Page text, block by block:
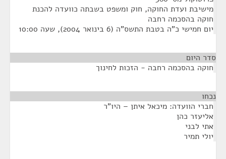
מישיבת ועדת החוקה, חוק ומשפט בשבתה כוועדה להכנת
חוקה בהסכמה רחבה
יום חמישי כ"ה בטבת התשס"ה (6 בינואר 2004), שעה 10:00
סדר היום
חוקה בהסכמה רחבה - הזכות לחינוך
נכחו
חברי הוועדה: מיכאל איתן – היו"ר
אליעזר כהן
אתי לבני
יולי תמיר